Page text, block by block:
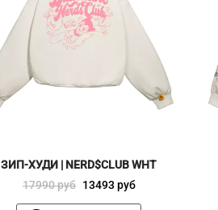
ЗИП-ХУДИ | NERD$CLUB WHT
17990руб
Первоначальная
цена
13493руб
Текущая
цена: